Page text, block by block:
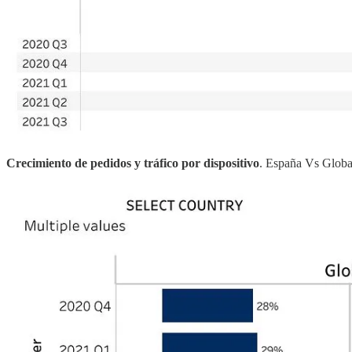
Crecimiento de pedidos y tráfico por dispositivo. España Vs